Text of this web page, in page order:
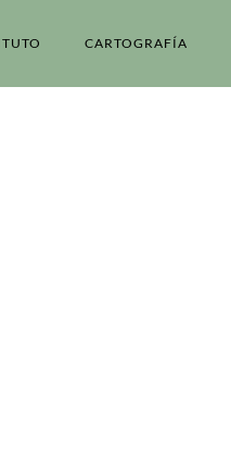
CARTOGRAFÍA